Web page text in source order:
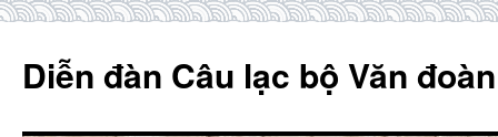
content
Diễn đàn Câu lạc bộ Văn